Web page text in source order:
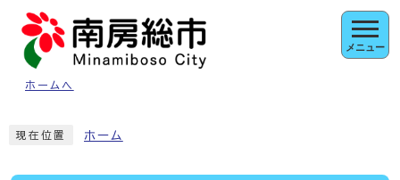
ページの先頭です
ホームへ
メニュー
現在位置 ホーム